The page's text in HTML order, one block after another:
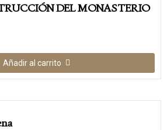
DEL MONASTERIO
Añadir al carrito